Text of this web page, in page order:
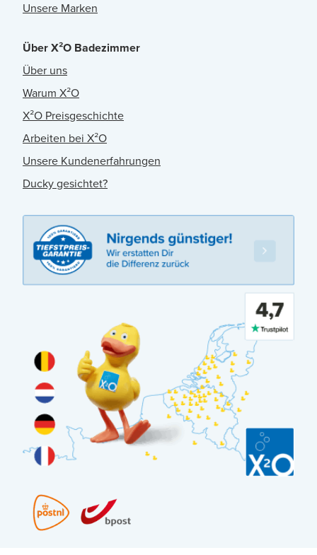
Unsere Marken
Über X²O Badezimmer
Über uns
Warum X²O
X²O Preisgeschichte
Arbeiten bei X²O
Unsere Kundenerfahrungen
Ducky gesichtet?